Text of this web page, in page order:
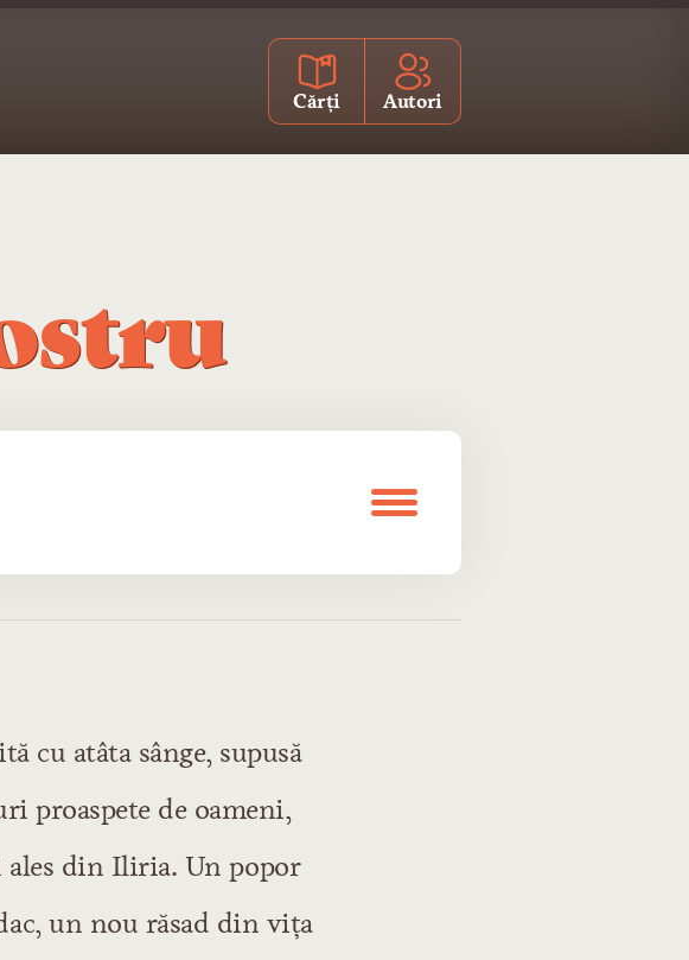
Cărți Autori
cu atâta sânge, supusă
proaspete de oameni,
din Iliria. Un popor
un nou răsad din vița